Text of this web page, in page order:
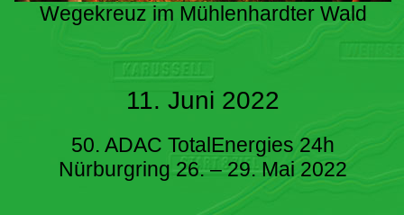
Wegekreuz im Mühlenhardter Wald
11. Juni 2022
50. ADAC TotalEnergies 24h
Nürburgring 26. – 29. Mai 2022